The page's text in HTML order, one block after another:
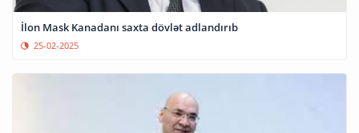
İlon Mask Kanadanı saxta dövlət adlandırıb
25-02-2025